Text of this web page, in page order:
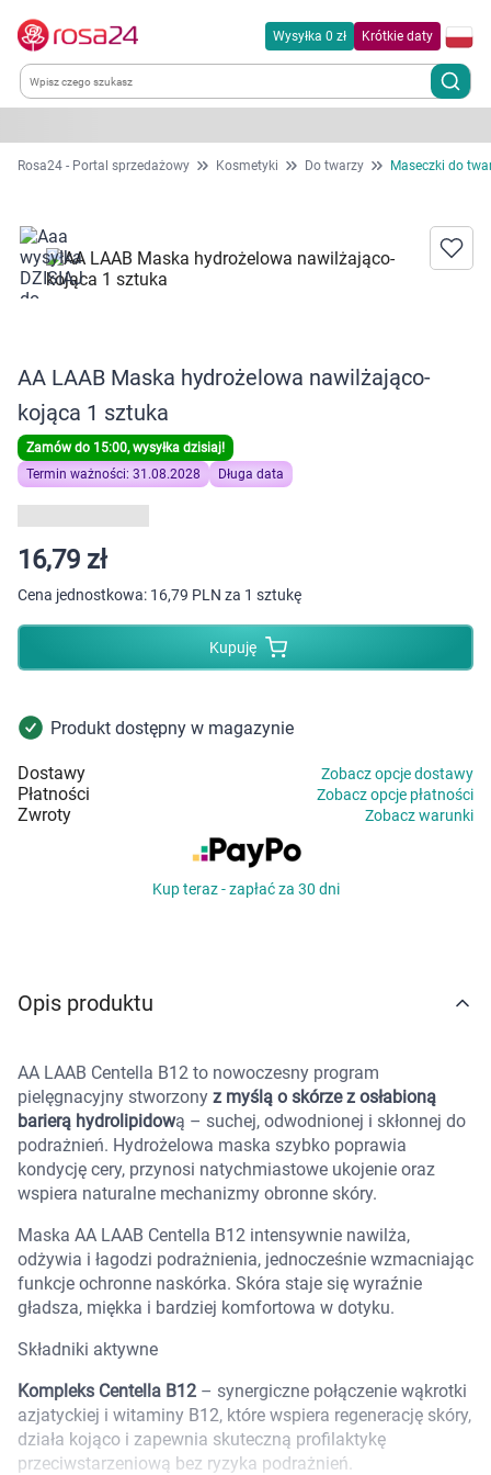
Korzystamy z plików cookies w celu
Wysyłka 0 zł Krótkie daty
Kategorie
Dla zwierząt
Zdrowie
Kobieta w ciąży i mama
Dziecko
Higiena
Kosmetyki
Mężczyzna
Zdrowy styl życia
Zabawki
Marki
Rosa24 - Portal sprzedażowy Kosmetyki Do twarzy Maseczki do
AA LAAB Maska hydrożelowa nawilżająco-
kojąca 1 sztuka
Zamów do 15:00, wysyłka dzisiaj!
Termin ważności: 31.08.2028
Długa data
16,79 zł
Cena jednostkowa: 16,79 PLN za 1 sztukę
Kupuję
Produkt dostępny w magazynie
Dostawy Zobacz opcje dostawy
Płatności Zobacz opcje płatności
Zwroty Zobacz warunki
Kup teraz - zapłać za 30 dni
Opis produktu
AA LAAB Centella B12 to nowoczesny program
pielęgnacyjny stworzony z myślą o skórze z osłabioną
barierą hydrolipidową – suchej, odwodnionej i skłonnej do
podrażnień. Hydrożelowa maska szybko poprawia
kondycję cery, przynosi natychmiastowe ukojenie oraz
wspiera naturalne mechanizmy obronne skóry.
Maska AA LAAB Centella B12 intensywnie nawilża,
odżywia i łagodzi podrażnienia, jednocześnie wzmacniając
funkcje ochronne naskórka. Skóra staje się wyraźnie
gładsza, miękka i bardziej komfortowa w dotyku.
Składniki aktywne
Kompleks Centella B12 – synergiczne połączenie wąkrotki
azjatyckiej i witaminy B12, które wspiera regenerację skóry,
działa kojąco i zapewnia skuteczną profilaktykę
przeciwstarzeniową bez ryzyka podrażnień.